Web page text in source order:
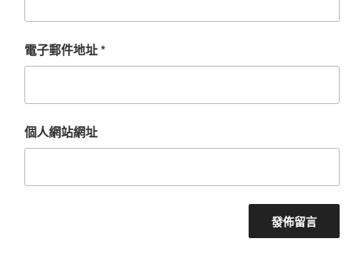
電子郵件地址*
個人網站網址